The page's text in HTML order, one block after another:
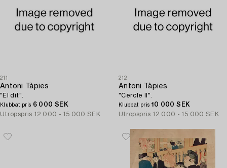
211
Antoni Tàpies
"El dit".
Klubbat pris 6 000 SEK
Utropspris 12 000 - 15 000 SEK
212
Antoni Tàpies
"Cercle II".
Klubbat pris 10 000 SEK
Utropspris 12 000 - 15 000 SEK